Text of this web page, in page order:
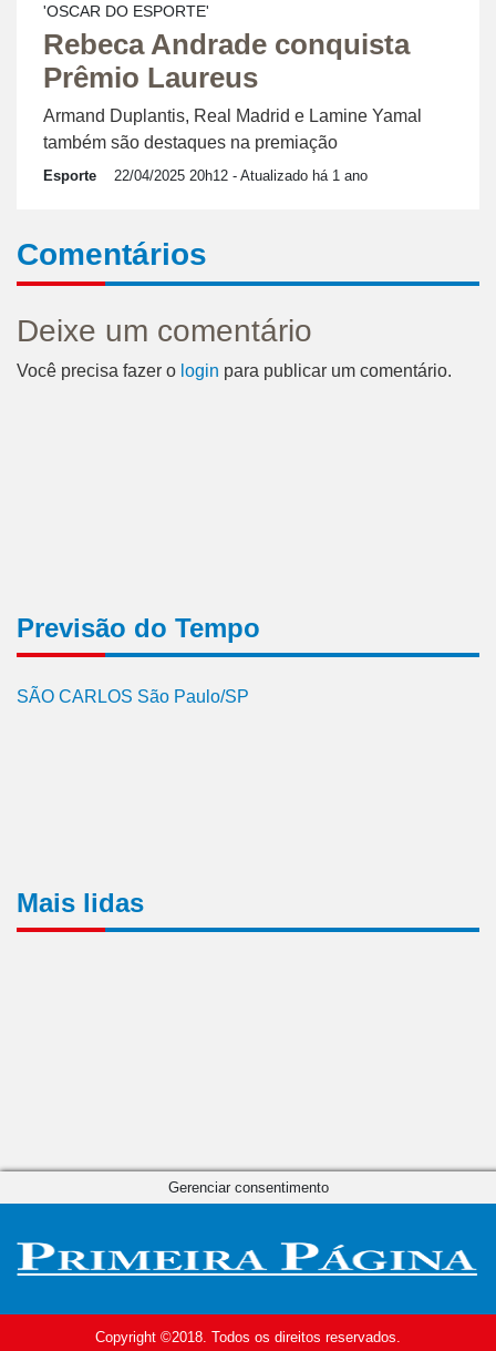
'OSCAR DO ESPORTE'
Rebeca Andrade conquista
Prêmio Laureus
Armand Duplantis, Real Madrid e Lamine Yamal
também são destaques na premiação
Esporte 22/04/2025 20h12 - Atualizado há 1 ano
Comentários
Deixe um comentário
Você precisa fazer o login para publicar um comentário.
Previsão do Tempo
SÃO CARLOS São Paulo/SP
Mais lidas
Copyright ©2018. Todos os direitos reservados.
Gerenciar consentimento